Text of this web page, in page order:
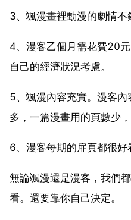
3、颯漫畫裡動漫的劇情
4、漫客乙個月需花費20
自己的經濟狀況考慮。
5、颯漫內容充實。漫客
多，一篇漫畫用的頁數少
6、漫客每期的扉頁都很好
無論颯漫還是漫客，我們
看。還要靠你自己決定。